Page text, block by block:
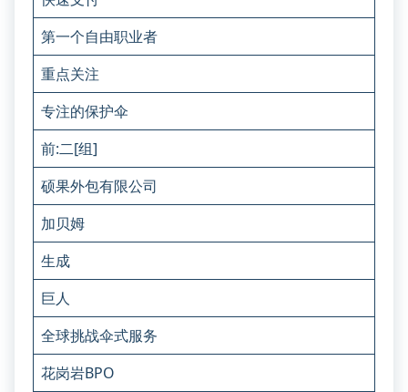
第一个自由职业者
重点关注
专注的保护伞
前:二[组]
硕果外包有限公司
加贝姆
生成
巨人
全球挑战伞式服务
花岗岩BPO